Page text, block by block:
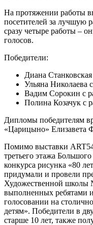
На протяжении работы
посетителей за лучшую
сразу четыре работы –
голосов.
Победители:
Диана
Ульяна Николаева
Вадим Сорокин с
Полина Козачук с
Дипломы победителям
«Царицыно» Елизавета
Помимо выставки
третьего этажа
конкурса рисунка «80
придумали и провели
Художественной школы
выполненных ребятами
голосовании на
детям». Победители в
старше 10 лет, также